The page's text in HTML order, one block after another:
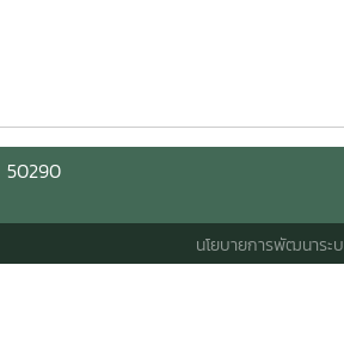
50290
นโยบายการพัฒนาระ